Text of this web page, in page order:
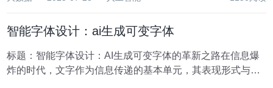
战，尤其是数据隐私保护问题日益凸显。在此背景下，联邦
智能字体设计：ai生成可变字体
标题：智能字体设计：AI生成可变字体的革新之路在信息爆
炸的时代，文字作为信息传递的基本单元，其表现形式与传